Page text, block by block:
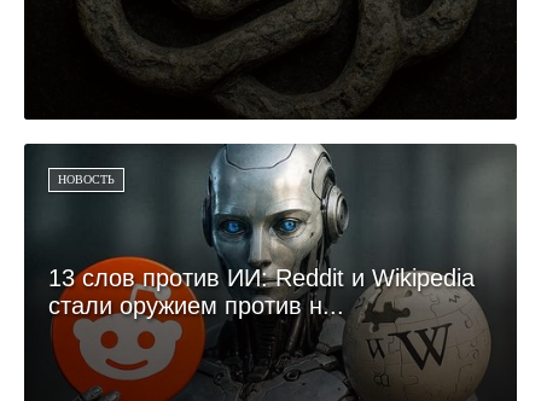
НОВОСТЬ
13 слов против ИИ: Reddit и Wikipedia
стали оружием против н...